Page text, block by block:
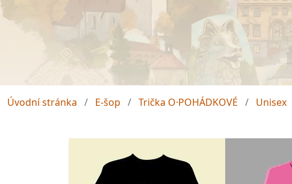
Úvodní stránka E-šop Trička O·POHÁDKOVÉ Unisex